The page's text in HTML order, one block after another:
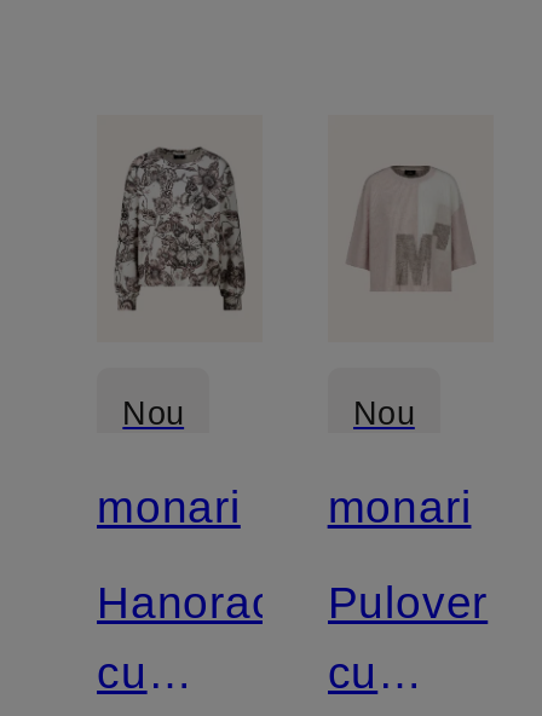
Nou
Certificat
monari
Hanorac
cu
Nou
monari
Pulover
cu